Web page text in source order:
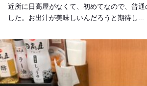
近所に日高屋がなくて、初めてなので、普
した。お出汁が美味しいんだろうと期待し...